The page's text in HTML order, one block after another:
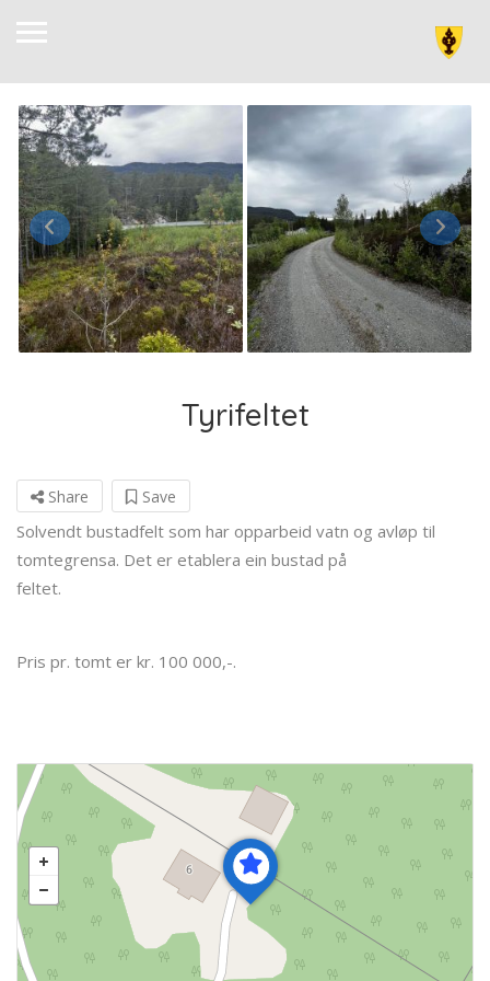
Tyrifeltet
Share Save
Solvendt bustadfelt som har opparbeid vatn og avløp til
tomtegrensa. Det er etablera ein bustad på
feltet.
Pris pr. tomt er kr. 100 000,-.